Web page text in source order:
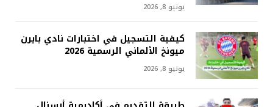
يونيو 8, 2026
كيفية التسجيل في اختبارات نادي بايرن
ميونخ الألماني الرسمية 2026
يونيو 8, 2026